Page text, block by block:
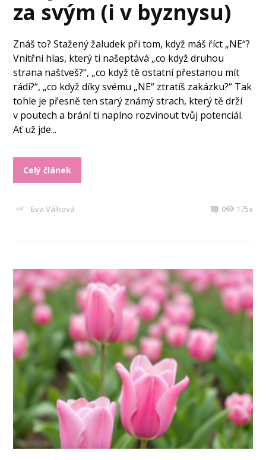
za svým (i v byznysu)
Znáš to? Stažený žaludek při tom, když máš říct „NE“?
Vnitřní hlas, který ti našeptává „co když druhou
strana naštveš?“, „co když tě ostatní přestanou mít
rádi?“, „co když díky svému „NE“ ztratíš zakázku?“ Tak
tohle je přesně ten starý známý strach, který tě drží
v poutech a brání ti naplno rozvinout tvůj potenciál.
Ať už jde...
Celý článek
Eva Válková 0 175x